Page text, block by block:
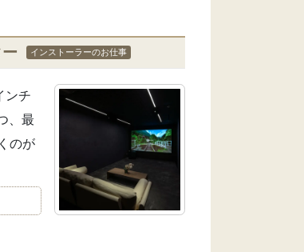
インストーラーのお仕事
ンチ
、最
のが